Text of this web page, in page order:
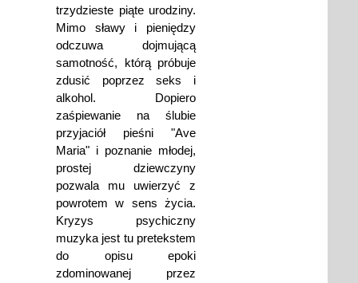
trzydzieste piąte urodziny.
Mimo sławy i pieniędzy
odczuwa dojmującą
samotność, którą próbuje
zdusić poprzez seks i
alkohol. Dopiero
zaśpiewanie na ślubie
przyjaciół pieśni "Ave
Maria" i poznanie młodej,
prostej dziewczyny
pozwala mu uwierzyć z
powrotem w sens życia.
Kryzys psychiczny
muzyka jest tu pretekstem
do opisu epoki
zdominowanej przez